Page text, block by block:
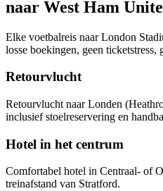
naar West Ham
Elke voetbalreis naarLondon
losse boekingen, geen ticketstress,
Retourvlucht
Retourvlucht naar Londen
inclusief stoelreservering en
Hotel in het centrum
Comfortabel hotel in Centraal- of
treinafstand van Stratford.